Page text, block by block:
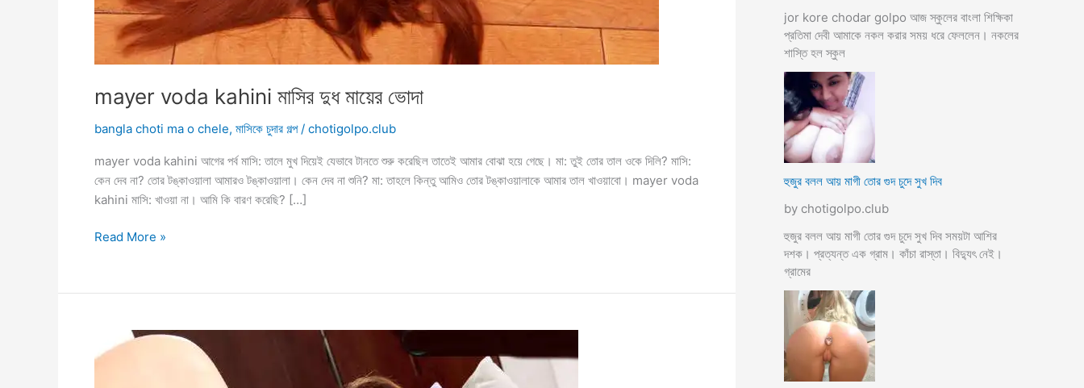
mayer voda kahini মাসির দুধ মায়ের ভোদা
bangla choti ma o chele, মাসিকে চুদার গল্প/ chotigolpo.club
mayer voda kahini আগের পর্ব মাসি: তালে মুখ দিয়েই যেভাবে টানতে শুরু করেছিল তাতেই আমার বোঝা হয়ে গেছে। মা: তুই তোর তাল ওকে দিলি? মাসি:
কেন দেব না? তোর টঙ্কাওয়ালা আমারও টঙ্কাওয়ালা। কেন দেব না শুনি? মা: তাহলে কিন্তু আমিও তোর টঙ্কাওয়ালাকে আমার তাল খাওয়াবো। mayer voda
kahini মাসি: খাওয়া না। আমি কি বারণ করেছি? […]
mayer
মাসির
ভোদা
Read More »
jor kore chodar golpo আজ স্কুলের বাংলা শিক্ষিকা
প্রতিমা দেবী আমাকে নকল করার সময় ধরে ফেললেন। নকলের
শাস্তি হল স্কুল
হুজুর বলল আয় মাগী তোর গুদ চুদে সুখ দিব
by chotigolpo.club
হুজুর বলল আয় মাগী তোর গুদ চুদে সুখ দিব সময়টা আশির
দশক। প্রত্যন্ত এক গ্রাম। কাঁচা রাস্তা। বিদ্যুৎ নেই।
গ্রামের